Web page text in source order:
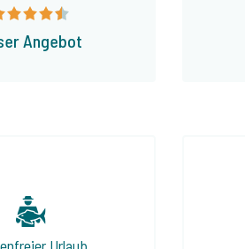
Angebot